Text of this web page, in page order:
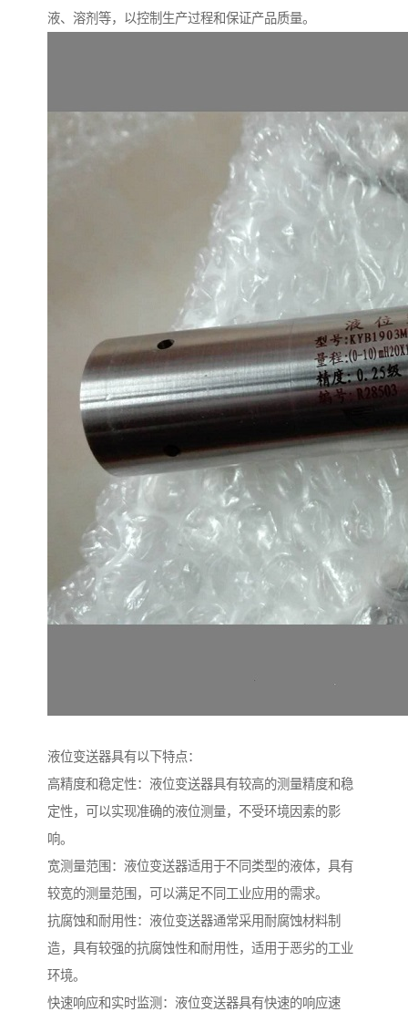
液、溶剂等，以控制生产过程和保证产品质量。
液位变送器具有以下特点：
高精度和稳定性：液位变送器具有较高的测量精度和稳
定性，可以实现准确的液位测量，不受环境因素的影
响。
宽测量范围：液位变送器适用于不同类型的液体，具有
较宽的测量范围，可以满足不同工业应用的需求。
抗腐蚀和耐用性：液位变送器通常采用耐腐蚀材料制
造，具有较强的抗腐蚀性和耐用性，适用于恶劣的工业
环境。
快速响应和实时监测：液位变送器具有快速的响应速